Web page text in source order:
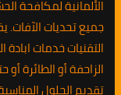
الألمانية لمكافحة
جميع تحديات
التقنيات خدمات
الزاحفة أو الطائرة
تقديم الحلول